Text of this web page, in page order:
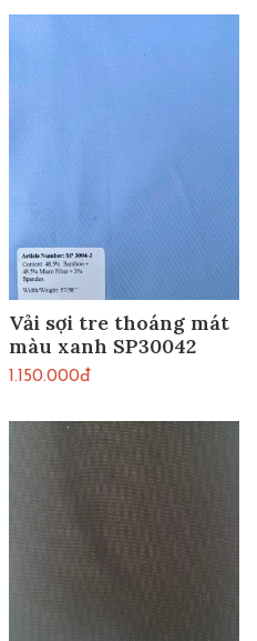
Vải sợi tre thoáng mát
màu xanh SP30042
1.150.000đ